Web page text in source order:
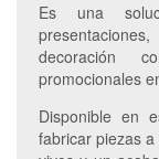
Es una
decoración
promocionales
Disponible en
fabricar piezas